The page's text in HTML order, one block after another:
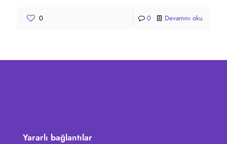
0 0 Devamını oku
Yararlı bağlantılar